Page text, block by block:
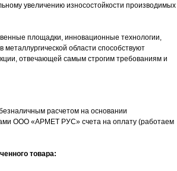
увеличению износостойкости производимых
площадки, инновационные технологии,
области способствуют
отвечающей самым строгим требованиям и
расчетом на основании
ООО «АРМЕТ РУС» счета на оплату (работаем
товара: